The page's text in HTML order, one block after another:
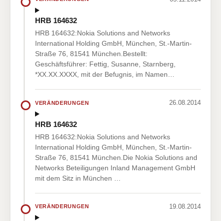
HRB 164632
HRB 164632:Nokia Solutions and Networks
International Holding GmbH, München, St.-Martin-
Straße 76, 81541 München.Bestellt:
Geschäftsführer: Fettig, Susanne, Starnberg,
*XX.XX.XXXX, mit der Befugnis, im Namen…
VERÄNDERUNGEN 26.08.2014
HRB 164632
HRB 164632:Nokia Solutions and Networks
International Holding GmbH, München, St.-Martin-
Straße 76, 81541 München.Die Nokia Solutions and
Networks Beteiligungen Inland Management GmbH
mit dem Sitz in München …
VERÄNDERUNGEN 19.08.2014